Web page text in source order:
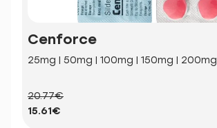
Cenforce
25mg | 50mg | 100mg | 150mg | 200mg
20.77€
15.61€